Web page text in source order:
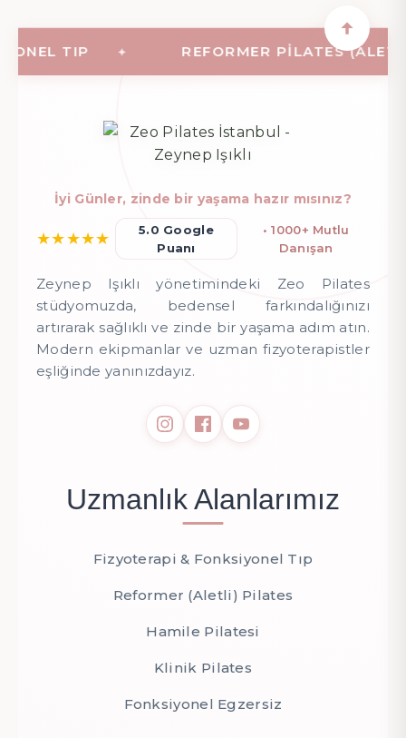
TIP REFORMER PILATES (ALETLI
İyi Günler, zinde bir yaşama hazır mısınız?
★★★★★
5.0 Google
Puanı
• 1000+ Mutlu
Danışan
Zeynep Işıklı yönetimindeki Zeo Pilates
stüdyomuzda, bedensel farkındalığınızı
artırarak sağlıklı ve zinde bir yaşama adım atın.
Modern ekipmanlar ve uzman fizyoterapistler
eşliğinde yanınızdayız.
Uzmanlık Alanlarımız
Fizyoterapi & Fonksiyonel Tıp
Reformer (Aletli) Pilates
Hamile Pilatesi
Klinik Pilates
Fonksiyonel Egzersiz